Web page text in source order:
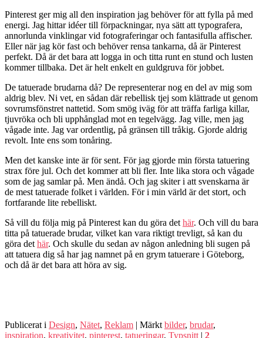
Pinterest ger mig all den inspiration jag behöver för att fylla på med
energi. Jag hittar idéer till förpackningar, nya sätt att typografera,
annorlunda vinklingar vid fotograferingar och fantasifulla affischer.
Eller när jag kör fast och behöver rensa tankarna, då är Pinterest
perfekt. Då är det bara att logga in och titta runt en stund och lusten
kommer tillbaka. Det är helt enkelt en guldgruva för jobbet.
De tatuerade brudarna då? De representerar nog en del av mig som
aldrig blev. Ni vet, en sådan där rebellisk tjej som klättrade ut genom
sovrumsfönstret nattetid. Som smög iväg för att träffa farliga killar,
tjuvröka och bli upphånglad mot en tegelvägg. Jag ville, men jag
vågade inte. Jag var ordentlig, på gränsen till tråkig. Gjorde aldrig
revolt. Inte ens som tonåring.
Men det kanske inte är för sent. För jag gjorde min första tatuering
strax före jul. Och det kommer att bli fler. Inte lika stora och vågade
som de jag samlar på. Men ändå. Och jag skiter i att svenskarna är
de mest tatuerade folket i världen. För i min värld är det stort, och
fortfarande lite rebelliskt.
Så vill du följa mig på Pinterest kan du göra det här. Och vill du bara
titta på tatuerade brudar, vilket kan vara riktigt trevligt, så kan du
göra det här. Och skulle du sedan av någon anledning bli sugen på
att tatuera dig så har jag namnet på en grym tatuerare i Göteborg,
och då är det bara att höra av sig.
Publicerat i Design, Nätet, Reklam | Märkt bilder, brudar,
inspiration, kreativitet, pinterest, tatueringar, Typsnitt | 2